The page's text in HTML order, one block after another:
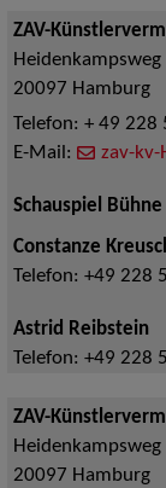
ZAV-
Heidenkampsweg
20097 Hamburg
Telefon: + 49 228
E-Mail:
zav-kv-
Schauspiel Bühne
Constanze
Telefon: +49 228
Astrid Reibstein
Telefon: +49 228
ZAV-
Heidenkampsweg
20097 Hamburg